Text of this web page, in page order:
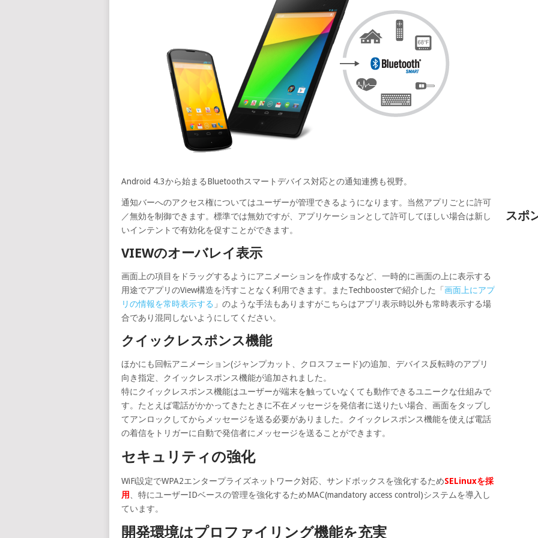
Android 4.3から始まるBluetoothスマートデバイス対応との通知連携も視野。
通知バーへのアクセス権についてはユーザーが管理できるようになります。当然アプリごとに許可
／無効を制御できます。標準では無効ですが、アプリケーションとして許可してほしい場合は新し
いインテントで有効化を促すことができます。
VIEWのオーバレイ表示
画面上の項目をドラッグするようにアニメーションを作成するなど、一時的に画面の上に表示する
用途でアプリのView構造を汚すことなく利用できます。またTechboosterで紹介した「 画面上にアプ
リの情報を常時表示する 」のような手法もありますがこちらはアプリ表示時以外も常時表示する場
合であり混同しないようにしてください。
クイックレスポンス機能
ほかにも回転アニメーション(ジャンプカット、クロスフェード)の追加、デバイス反転時のアプリ
向き指定、クイックレスポンス機能が追加されました。
特にクイックレスポンス機能はユーザーが端末を触っていなくても動作できるユニークな仕組みで
す。たとえば電話がかかってきたときに不在メッセージを発信者に送りたい場合、画面をタップし
てアンロックしてからメッセージを送る必要がありました。クイックレスポンス機能を使えば電話
の着信をトリガーに自動で発信者にメッセージを送ることができます。
セキュリティの強化
WiFi設定でWPA2エンタープライズネットワーク対応、サンドボックスを強化するためSELinuxを採
用
、特にユーザーIDベースの管理を強化するためMAC(mandatory access control)システムを導入し
ています。
開発環境はプロファイリング機能を充実
スポ